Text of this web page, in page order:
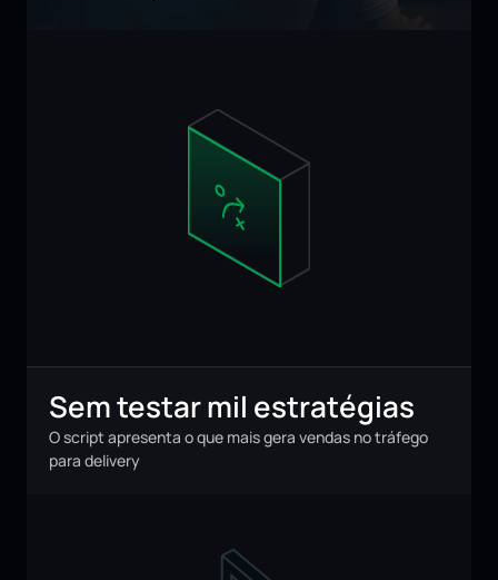
Sem testar mil estratégias
O script apresenta o que mais gera vendas no tráfego
para delivery